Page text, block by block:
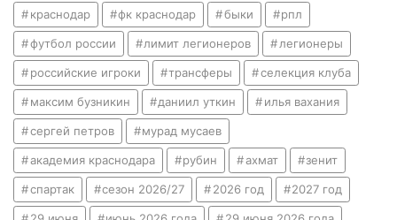
краснодар фк краснодар быки рпл
футбол россии лимит легионеров легионеры
российские игроки трансферы селекция клуба
максим бузникин даниил уткин илья вахания
сергей петров мурад мусаев
академия краснодара рубин ахмат зенит
спартак сезон 2026/27 2026 год 2027 год